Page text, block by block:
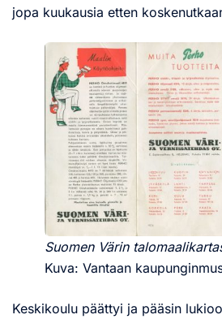
jopa kuukausia etten
Suomen Värin
Kuva: Vantaan
Keskikoulu päättyi ja pääsin